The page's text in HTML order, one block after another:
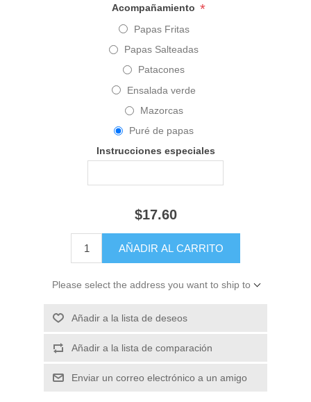
Acompañamiento *
Papas Fritas
Papas Salteadas
Patacones
Ensalada verde
Mazorcas
Puré de papas
Instrucciones especiales
$17.60
Please select the address you want to ship to